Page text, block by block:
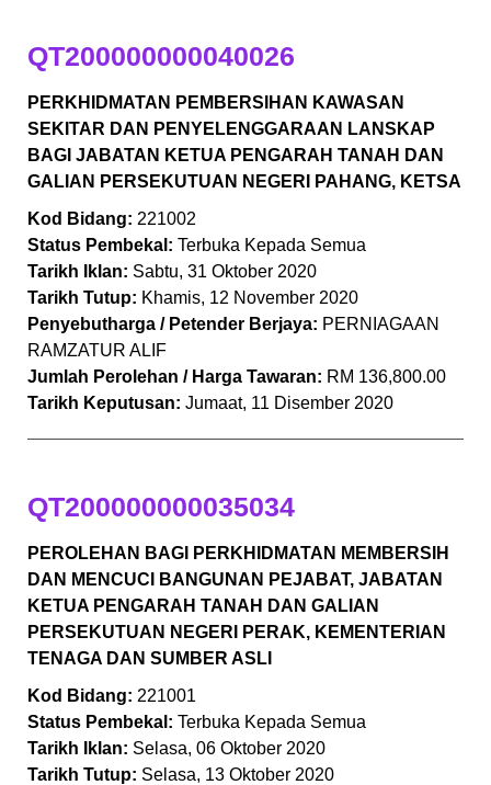
QT200000000040026
PERKHIDMATAN PEMBERSIHAN KAWASAN
SEKITAR DAN PENYELENGGARAAN LANSKAP
BAGI JABATAN KETUA PENGARAH TANAH DAN
GALIAN PERSEKUTUAN NEGERI PAHANG, KETSA
Kod Bidang: 221002
Status Pembekal: Terbuka Kepada Semua
Tarikh Iklan: Sabtu, 31 Oktober 2020
Tarikh Tutup: Khamis, 12 November 2020
Penyebutharga / Petender Berjaya: PERNIAGAAN
RAMZATUR ALIF
Jumlah Perolehan / Harga Tawaran: RM 136,800.00
Tarikh Keputusan: Jumaat, 11 Disember 2020
QT200000000035034
PEROLEHAN BAGI PERKHIDMATAN MEMBERSIH
DAN MENCUCI BANGUNAN PEJABAT, JABATAN
KETUA PENGARAH TANAH DAN GALIAN
PERSEKUTUAN NEGERI PERAK, KEMENTERIAN
TENAGA DAN SUMBER ASLI
Kod Bidang: 221001
Status Pembekal: Terbuka Kepada Semua
Tarikh Iklan: Selasa, 06 Oktober 2020
Tarikh Tutup: Selasa, 13 Oktober 2020